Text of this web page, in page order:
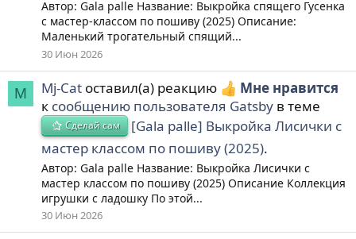
Автор: Gala palle Название: Выкройка спящего Гусенка
с мастер-классом по пошиву (2025) Описание:
Маленький трогательный спящий...
30 Июн 2026
M Mj-Cat оставил(а) реакцию
Мне нравится
к сообщению пользователя Gatsby в теме
Сделай сам
[Gala palle] Выкройка Лисички с
мастер классом по пошиву (2025).
Автор: Gala palle Название: Выкройка Лисички с
мастер классом по пошиву (2025) Описание Коллекция
игрушки с ладошку По этой...
30 Июн 2026